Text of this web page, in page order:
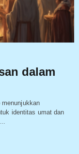
dalam
menunjukkan
identitas umat dan